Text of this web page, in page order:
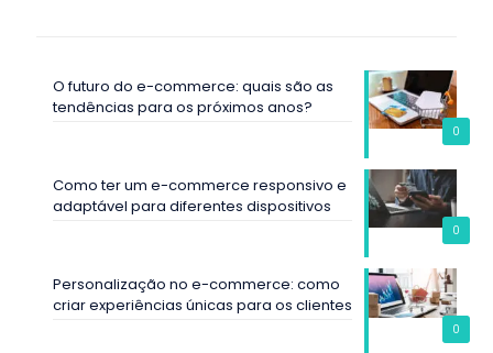
0
O futuro do e-commerce: quais são as
tendências para os próximos anos?
0
Como ter um e-commerce responsivo e
adaptável para diferentes dispositivos
0
Personalização no e-commerce: como
criar experiências únicas para os clientes